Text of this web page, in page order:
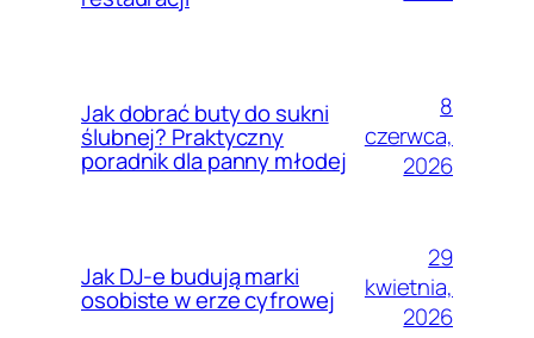
Jak dobrać buty do sukni
ślubnej? Praktyczny
poradnik dla panny młodej
8
czerwca,
2026
Jak DJ-e budują marki
osobiste w erze cyfrowej
29
kwietnia,
2026